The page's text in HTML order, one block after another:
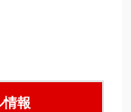
報